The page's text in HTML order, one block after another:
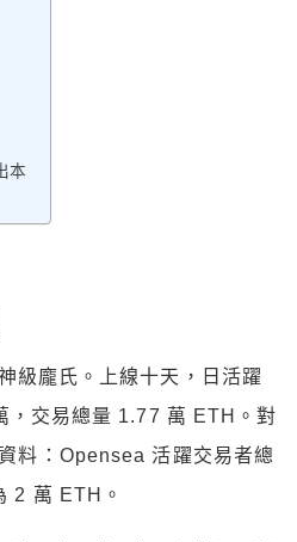
本
級龐氏。上線十天，日活躍
，交易總量 1.77 萬 ETH。對
料：Opensea 活躍交易者總
2 萬 ETH。